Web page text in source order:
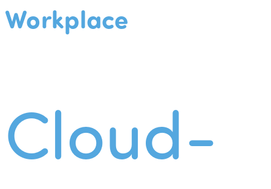
Workplace
Cloud-